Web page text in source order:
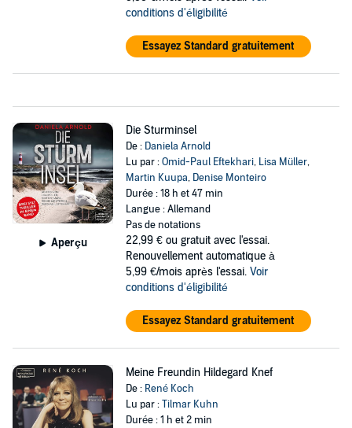
conditions d'éligibilité
Essayez Standard gratuitement
Aperçu
Die Sturminsel
De : Daniela Arnold
Lu par :Omid-Paul Eftekhari, Lisa Müller,
Martin Kuupa, Denise Monteiro
Durée : 18 h et 47 min
Langue : Allemand
Pas de notations
22,99 € ou gratuit avec l'essai.
Renouvellement automatique à
5,99 €/mois après l'essai. Voir
conditions d'éligibilité
Essayez Standard gratuitement
Meine Freundin Hildegard Knef
De : René Koch
Lu par :Tilmar Kuhn
Durée : 1 h et 2 min